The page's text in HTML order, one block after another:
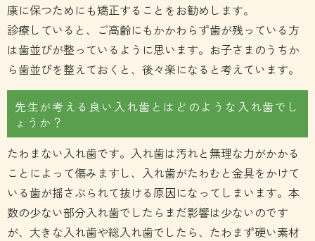
康に保つためにも矯正することをお勧めします。
診療していると、ご高齢にもかかわらず歯が残っている方
は歯並びが整っているように思います。お子さまのうちか
ら歯並びを整えておくと、後々楽になると考えています。
先生が考える 良い入れ歯とはどのような入れ歯でし
ょうか？
たわまない入れ歯です。入れ歯は汚れと無理な力がかかる
ことによって傷みますし、入れ歯がたわむと金具をかけて
いる歯が揺さぶられて抜ける原因になってしまいます。本
数の少ない部分入れ歯でしたらまだ影響は少ないのです
が、大きな入れ歯や総入れ歯でしたら、たわまず硬い素材